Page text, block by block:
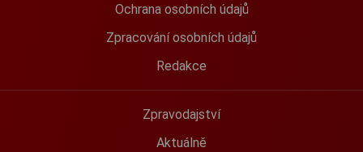
Ochrana osobních údajů
Zpracování osobních údajů
Redakce
Zpravodajství
Aktuálně